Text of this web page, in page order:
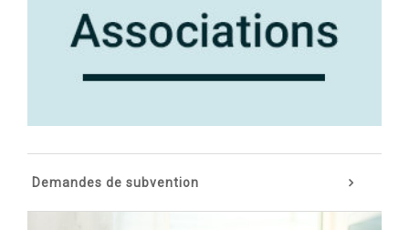
Demandes de subvention